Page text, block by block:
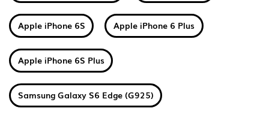
Apple iPhone 6S Apple iPhone 6 Plus
Apple iPhone 6S Plus
Samsung Galaxy S6 Edge (G925)